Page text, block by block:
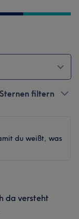
filtern
du weißt, was
da versteht